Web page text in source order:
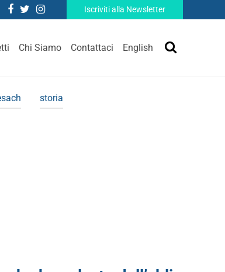
Iscriviti alla Newsletter
Chi Siamo Contattaci English
storia